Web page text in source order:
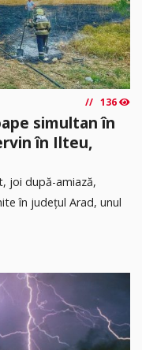
136
simultan în
în Ilteu,
joi după-amiază,
în județul Arad, unul